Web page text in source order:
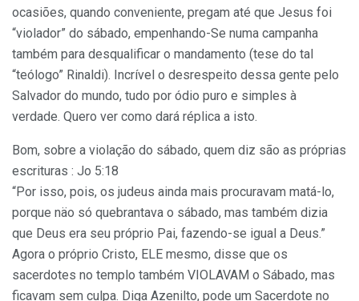
ocasiões, quando conveniente, pregam até que Jesus foi
“violador” do sábado, empenhando-Se numa campanha
também para desqualificar o mandamento (tese do tal
“teólogo” Rinaldi). Incrível o desrespeito dessa gente pelo
Salvador do mundo, tudo por ódio puro e simples à
verdade. Quero ver como dará réplica a isto.
Bom, sobre a violação do sábado, quem diz são as próprias
escrituras : Jo 5:18
“Por isso, pois, os judeus ainda mais procuravam matá-lo,
porque näo só quebrantava o sábado, mas também dizia
que Deus era seu próprio Pai, fazendo-se igual a Deus.”
Agora o próprio Cristo, ELE mesmo, disse que os
sacerdotes no templo também VIOLAVAM o Sábado, mas
ficavam sem culpa. Diga Azenilto, pode um Sacerdote no